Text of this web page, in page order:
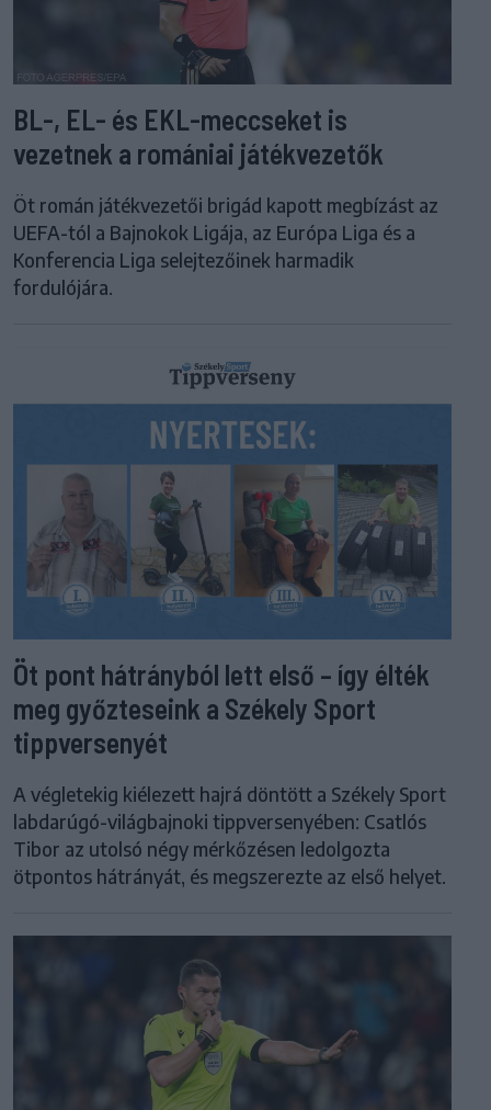
BL-, EL- és EKL-meccseket is
vezetnek a romániai játékvezetők
Öt román játékvezetői brigád kapott megbízást az
UEFA-tól a Bajnokok Ligája, az Európa Liga és a
Konferencia Liga selejtezőinek harmadik
fordulójára.
Öt pont hátrányból lett első – így élték
meg győzteseink a Székely Sport
tippversenyét
A végletekig kiélezett hajrá döntött a Székely Sport
labdarúgó-világbajnoki tippversenyében: Csatlós
Tibor az utolsó négy mérkőzésen ledolgozta
ötpontos hátrányát, és megszerezte az első helyet.